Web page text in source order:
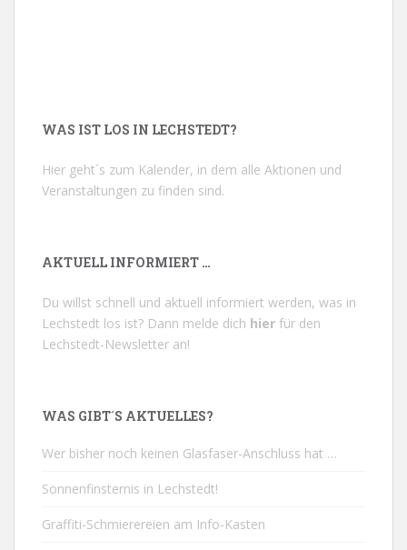
WAS IST LOS IN LECHSTEDT?
Hier geht´s zum Kalender, in dem alle Aktionen und
Veranstaltungen zu finden sind.
AKTUELL INFORMIERT …
Du willst schnell und aktuell informiert werden, was in
Lechstedt los ist? Dann melde dich hier für den
Lechstedt-Newsletter an!
WAS GIBT´S AKTUELLES?
Wer bisher noch keinen Glasfaser-Anschluss hat …
Sonnenfinsternis in Lechstedt!
Graffiti-Schmierereien am Info-Kasten